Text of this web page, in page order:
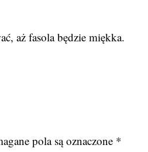
aż fasola będzie miękka.
pola są oznaczone *